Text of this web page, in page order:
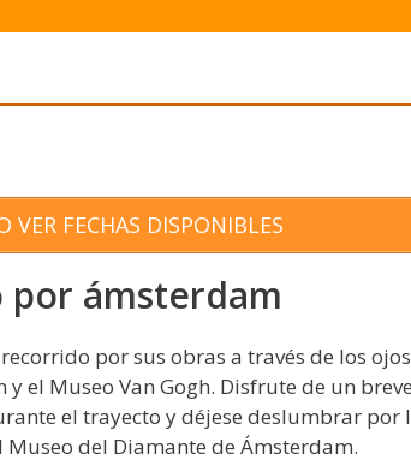
VER FECHAS DISPONIBLES
por ámsterdam
por sus obras a través de los
el Museo Van Gogh. Disfrute de un
el trayecto y déjese deslumbrar por
del Diamante de Ámsterdam.